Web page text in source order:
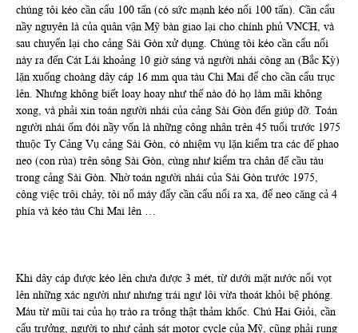
chúng tôi kéo cần cẩu 100 tấn (có sức mạnh kéo nổi 100 tấn). Cần cẩu
nầy nguyên là của quân vận Mỹ bàn giao lại cho chính phủ VNCH, và
sau chuyển lại cho cảng Sài Gòn xử dụng. Chúng tôi kéo cần cẩu nổi
này ra đến Cát Lái khoảng 10 giờ sáng và người nhái công an (Bắc Kỳ)
lặn xuống choàng dây cáp 16 mm qua tàu Chi Mai để cho cần cẩu trục
lên. Nhưng không biết loay hoay như thế nào đó họ làm mãi không
xong, và phải xin toán người nhái của cảng Sài Gòn đến giúp đỡ. Toán
người nhái ốm đói nầy vốn là những công nhân trên 45 tuổi trước 1975
thuộc Ty Cảng Vụ cảng Sài Gòn, có nhiệm vụ lặn kiểm tra các đế phao
neo (con rùa) trên sông Sài Gòn, cùng như kiểm tra chân đế cầu tàu
trong cảng Sài Gòn. Nhờ toán người nhái của Sài Gòn trước 1975,
công việc trôi chảy, tôi nổ máy đẩy cần cẩu nổi ra xa, để neo căng cả 4
phía và kéo tàu Chi Mai lên …
Khi dây cáp được kéo lên chưa được 3 mét, từ dưới mặt nước nổi vọt
lên những xác người như nhưng trái ngư lôi vừa thoát khỏi bệ phóng.
Máu từ mũi tai của họ trào ra trông thật thảm khốc. Chú Hai Giỏi, cần
cẩu trưởng, người to như cảnh sát motor cycle của Mỹ, cũng phải rụng